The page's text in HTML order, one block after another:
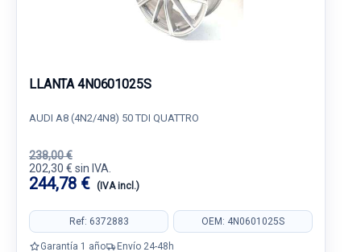
LLANTA 4N0601025S
AUDI A8 (4N2/4N8) 50 TDI QUATTRO
238,00 €
202,30 € sin IVA.
244,78 € (IVA incl.)
Ref: 6372883 OEM: 4N0601025S
Garantía 1 año Envío 24-48h